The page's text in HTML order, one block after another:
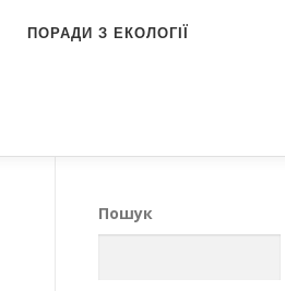
ПОРАДИ З ЕКОЛОГІЇ
Пошук